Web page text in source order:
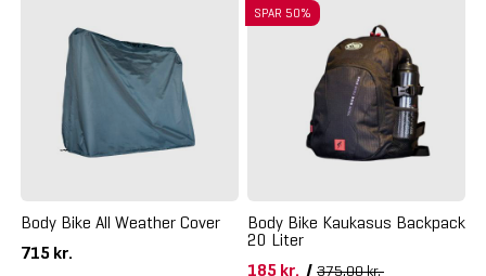
Body Bike All Weather Cover
715 kr.
SPAR 50%
Body Bike Kaukasus Backpack
20 Liter
185 kr. / 375,00 kr.